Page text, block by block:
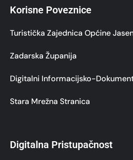
Korisne Poveznice
Turistička Zajednica Općine
Zadarska Županija
Digitalni Informacijsko-
Stara Mrežna Stranica
Digitalna Pristupačnost